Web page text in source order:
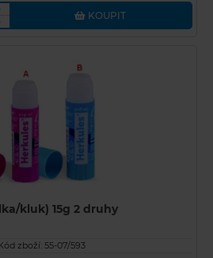
KOUPIT
kluk) 15g 2 druhy
zboží: 55-07/593